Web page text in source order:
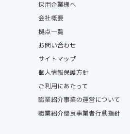
採用企業様へ
会社概要
拠点一覧
お問い合わせ
サイトマップ
個人情報保護方針
ご利用にあたって
職業紹介事業の運営について
職業紹介優良事業者行動指針